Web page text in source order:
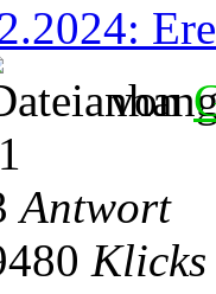
von
Antwort
Klicks